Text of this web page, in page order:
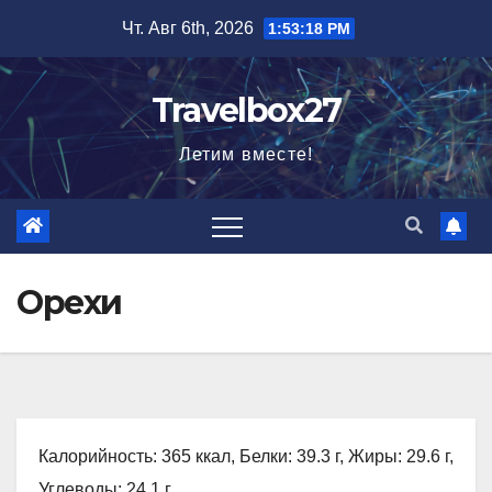
содержимому
Чт. Авг 6th, 2026 1:53:19 PM
Travelbox27
Летим вместе!
Орехи
Калорийность: 365 ккал, Белки: 39.3 г, Жиры: 29.6 г,